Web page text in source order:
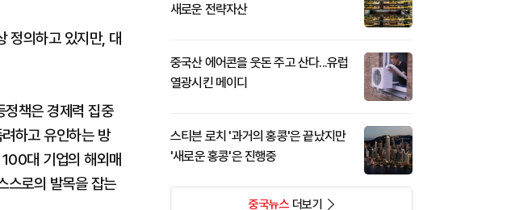
정의하고 있지만, 대
정책은 경제력 집중
하고 유인하는 방
대 기업의 해외매
스로의 발목을 잡는
새로운 전략자산
중국산 에어콘을 웃돈 주고 산다...유럽
열광시킨 메이디
스티븐 로치 '과거의 홍콩'은 끝났지만
'새로운 홍콩'은 진행중
중국뉴스더보기